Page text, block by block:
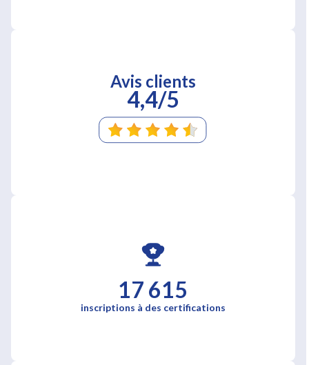
Avis clients
4,4/5
17 615
inscriptions à des certifications